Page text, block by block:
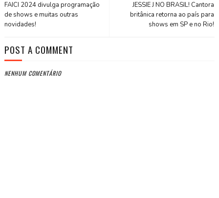
JESSIE J NO BRASIL! Cantora
britânica retorna ao país para
shows em SP e no Rio!
FAICI 2024 divulga programação
de shows e muitas outras
novidades!
POST A COMMENT
NENHUM COMENTÁRIO